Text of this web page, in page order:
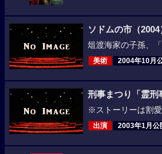
ソドムの市（2004
俎渡海家の子孫、
美術 2004年10月
刑事まつり「霊刑
※ストーリーは割
出演 2003年1月公